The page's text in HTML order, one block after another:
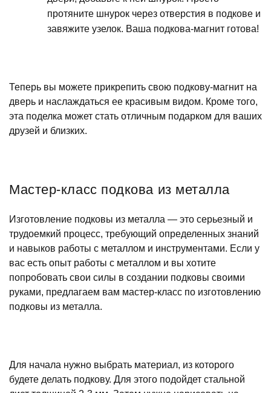
протяните шнурок через отверстия в подкове и
завяжите узелок. Ваша подкова-магнит готова!
Теперь вы можете прикрепить свою подкову-магнит на
дверь и наслаждаться ее красивым видом. Кроме того,
эта поделка может стать отличным подарком для ваших
друзей и близких.
Мастер-класс подкова из металла
Изготовление подковы из металла — это серьезный и
трудоемкий процесс, требующий определенных знаний
и навыков работы с металлом и инструментами. Если у
вас есть опыт работы с металлом и вы хотите
попробовать свои силы в создании подковы своими
руками, предлагаем вам мастер-класс по изготовлению
подковы из металла.
Для начала нужно выбрать материал, из которого
будете делать подкову. Для этого подойдет стальной